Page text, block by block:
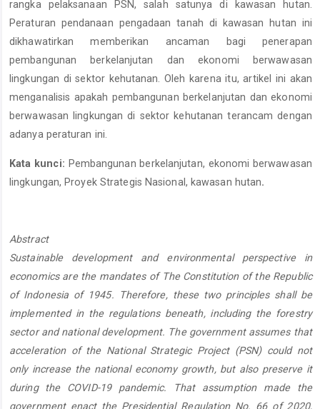
rangka pelaksanaan PSN, salah satunya di kawasan hutan.
Peraturan pendanaan pengadaan tanah di kawasan hutan ini
dikhawatirkan memberikan ancaman bagi penerapan
pembangunan berkelanjutan dan ekonomi berwawasan
lingkungan di sektor kehutanan. Oleh karena itu, artikel ini akan
menganalisis apakah pembangunan berkelanjutan dan ekonomi
berwawasan lingkungan di sektor kehutanan terancam dengan
adanya peraturan ini.
Kata kunci: Pembangunan berkelanjutan, ekonomi berwawasan
lingkungan, Proyek Strategis Nasional, kawasan hutan.
Abstract
Sustainable development and environmental perspective in
economics are the mandates of The Constitution of the Republic
of Indonesia of 1945. Therefore, these two principles shall be
implemented in the regulations beneath, including the forestry
sector and national development. The government assumes that
acceleration of the National Strategic Project (PSN) could not
only increase the national economy growth, but also preserve it
during the COVID-19 pandemic. That assumption made the
government enact the Presidential Regulation No. 66 of 2020,